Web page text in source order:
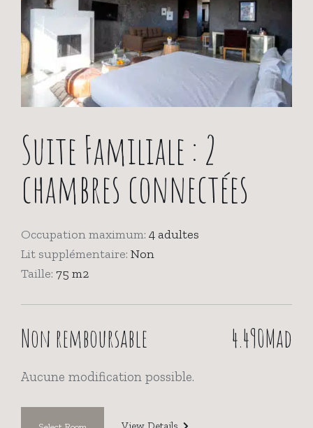
Suite Familiale : 2
chambres connectées
Occupation maximum: 4 adultes
Lit supplémentaire: Non
Taille: 75 m2
Non remboursable 4.490Mad
Aucune modification possible.